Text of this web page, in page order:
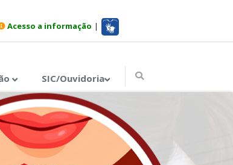
Acesso a informação |
SIC/Ouvidoria